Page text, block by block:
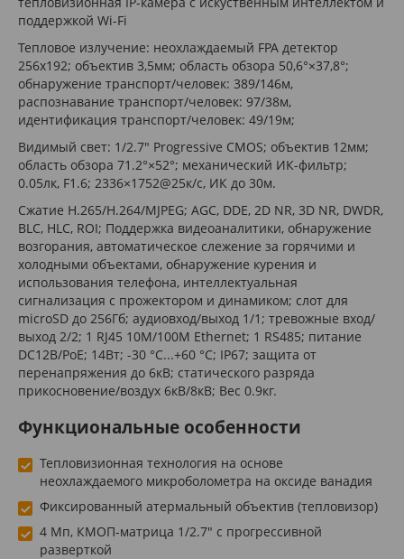
поддержкой Wi-Fi
Тепловое излучение: неохлаждаемый FPA детектор
256x192; объектив 3,5мм; область обзора 50,6°×37,8°;
обнаружение транспорт/человек: 389/146м,
распознавание транспорт/человек: 97/38м,
идентификация транспорт/человек: 49/19м;
Видимый свет: 1/2.7" Progressive CMOS; объектив 12мм;
область обзора 71.2°×52°; механический ИК-фильтр;
0.05лк, F1.6; 2336×1752@25к/с, ИК до 30м.
Сжатие H.265/H.264/MJPEG; AGC, DDE, 2D NR, 3D NR, DWDR,
BLC, HLC, ROI; Поддержка видеоаналитики, обнаружение
возгорания, автоматическое слежение за горячими и
холодными объектами, обнаружение курения и
использования телефона, интеллектуальная
сигнализация с прожектором и динамиком; слот для
microSD до 256Гб; аудиовход/выход 1/1; тревожные вход/
выход 2/2; 1 RJ45 10M/100M Ethernet; 1 RS485; питание
DC12В/PoE; 14Вт; -30 °C...+60 °C; IP67; защита от
перенапряжения до 6кВ; статического разряда
прикосновение/воздух 6кВ/8кВ; Вес 0.9кг.
Функциональные особенности
Тепловизионная технология на основе
неохлаждаемого микроболометра на оксиде ванадия
Фиксированный атермальный объектив (тепловизор)
4 Мп, КМОП-матрица 1/2.7" с прогрессивной
разверткой